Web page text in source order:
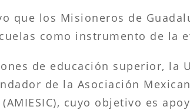
que los Misioneros de
como instrumento de la
de educación superior, la
de la Asociación
cuyo objetivo es